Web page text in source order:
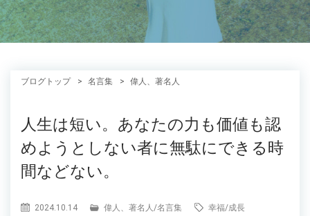
ブログトップ 名言集 偉人、著名人
人生は短い。あなたの力も価値も認
めようとしない者に無駄にできる時
間などない。
2024.10.14 偉人、著名人 /名言集 幸福/成長